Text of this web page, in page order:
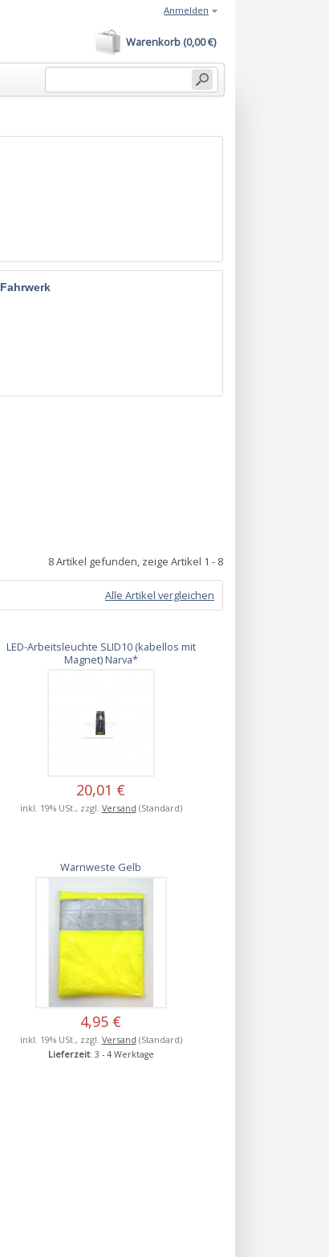
Warenkorb (0,00 €)
Anmelden
Fahrwerk
8 Artikel gefunden, zeige Artikel 1 - 8
Alle Artikel vergleichen
LED-Arbeitsleuchte SLID10 (kabellos mit
Magnet) Narva*
20,01 €
inkl. 19% USt., zzgl. Versand (Standard)
Warnweste Gelb
4,95 €
inkl. 19% USt., zzgl. Versand (Standard)
Lieferzeit: 3 - 4 Werktage